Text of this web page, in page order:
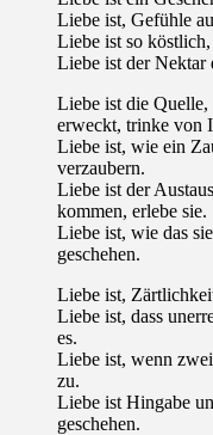
Liebe ist, Gefühle
Liebe ist so
Liebe ist der Nektar
Liebe ist die
erweckt, trinke von
Liebe ist, wie ein
verzaubern.
Liebe ist der
kommen, erlebe sie.
Liebe ist, wie das
geschehen.
Liebe ist,
Liebe ist, dass
es.
Liebe ist, wenn
zu.
Liebe ist Hingabe
geschehen.